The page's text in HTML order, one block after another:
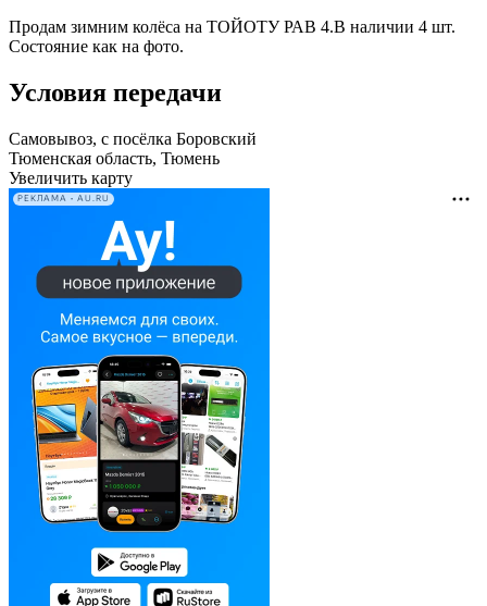
Продам зимним колёса на ТОЙОТУ РАВ 4.В наличии 4 шт.
Состояние как на фото.
Условия передачи
Самовывоз, с посёлка Боровский
Тюменская область, Тюмень
Увеличить карту
РЕКЛАМА • AU.RU